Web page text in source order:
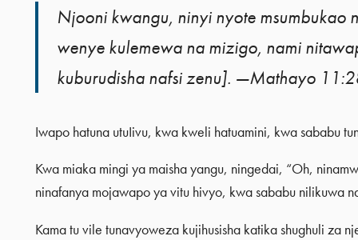
Njooni kwangu, ninyi nyote msumbukao
wenye kulemewa na mizigo, nami
kuburudisha nafsi zenu]. —Mathayo
Iwapo hatuna utuIivu, kwa kweli hatuamini, kwa sababu
Kwa miaka mingi ya maisha yangu, ningedai, “Oh,
ninafanya mojawapo ya vitu hivyo, kwa sababu nilikuwa
Kama tu vile tunavyoweza kujihusisha katika shughuli za